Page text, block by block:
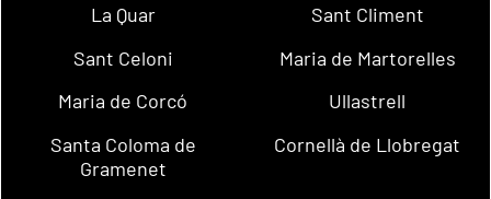
La Quar
Sant Climent
Sant Celoni
Maria de Martorelles
Maria de Corcó
Ullastrell
Santa Coloma de
Gramenet
Cornellà de Llobregat